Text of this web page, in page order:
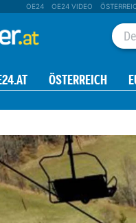
OE24 OE24 VIDEO
ÖSTERREICH